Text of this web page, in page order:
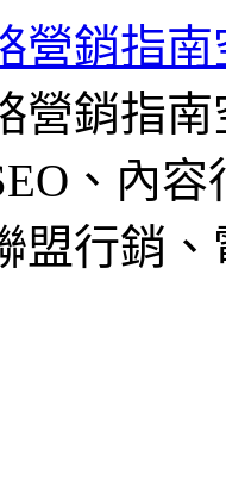
營銷指南
營銷指
、內
盟行銷